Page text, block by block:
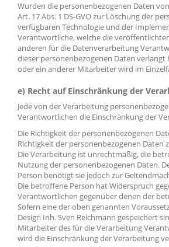
Wurden die personenbezogenen Daten
Art. 17 Abs. 1 DS-GVO zur Löschung der
verfügbaren Technologie und der
Verantwortliche, welche die
anderen für die Datenverarbeitung
dieser personenbezogenen Daten
oder ein anderer Mitarbeiter wird im
e) Recht auf Einschränkung der
Jede von der Verarbeitung
Verantwortlichen die Einschränkung der
Die Richtigkeit der personenbezogenen
Richtigkeit der personenbezogenen Daten
Die Verarbeitung ist unrechtmäßig, die
Nutzung der personenbezogenen Daten.
Person benötigt sie jedoch zur
Die betroffene Person hat Widerspruch
Verantwortlichen gegenüber denen der
Sofern eine der oben genannten
Design Inh. Sven Reichmann gespeichert
Mitarbeiter des für die Verarbeitung
wird die Einschränkung der Verarbeitung